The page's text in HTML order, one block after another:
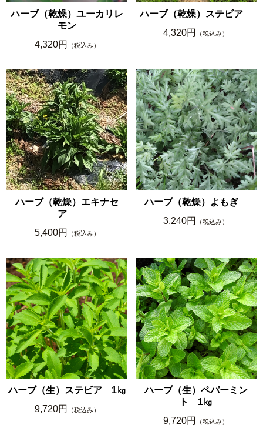
ハーブ（乾燥）ユーカリレ
モン
4,320円
（税込み）
ハーブ（乾燥）ステビア
4,320円
（税込み）
ハーブ（乾燥）エキナセ
ア
5,400円
（税込み）
ハーブ（乾燥）よもぎ
3,240円
（税込み）
ハーブ（生）ステビア 1㎏
9,720円
（税込み）
ハーブ（生）ペパーミン
ト 1㎏
9,720円
（税込み）